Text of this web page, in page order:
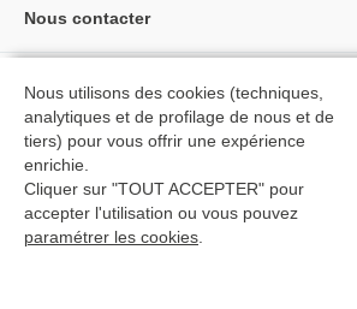
Créer un compte
★ Avis clients vérifiés
Livraisons et retours
Tarifs négociés
Comment passer commande
Mon compte
Nous contacter
Formulaire de contact
Siège social
Tous nos livres
Livres petite enfance
Livres maternelle
Livres élémentaire
Livres collège
© 2026 - LIRE DEMAIN
C.G.U | C.G.V | Plan du site
Nous utilisons des cookies (techniques,
analytiques et de profilage de nous et de
tiers) pour vous offrir une expérience
enrichie.
Cliquer sur "TOUT ACCEPTER" pour
accepter l'utilisation ou vous pouvez
paramétrer les cookies.